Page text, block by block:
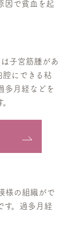
因で貧血を起
子宮筋腫があ
腔にできる粘
多月経などを
様の組織がで
す。過多月経